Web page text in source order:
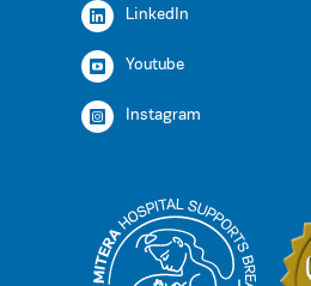
LinkedIn
Youtube
Instagram